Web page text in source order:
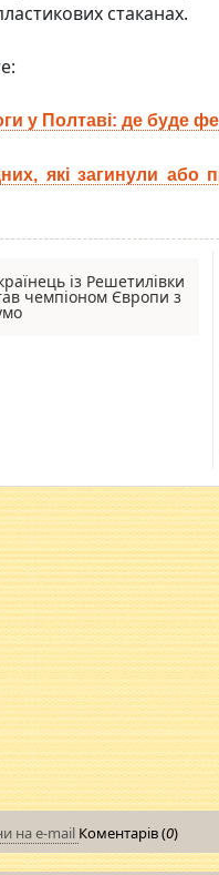
стаканах.
у Полтаві: де буде
які загинули або
із Решетилівки
чемпіоном Європи з
на e-mail Коментарів (0)